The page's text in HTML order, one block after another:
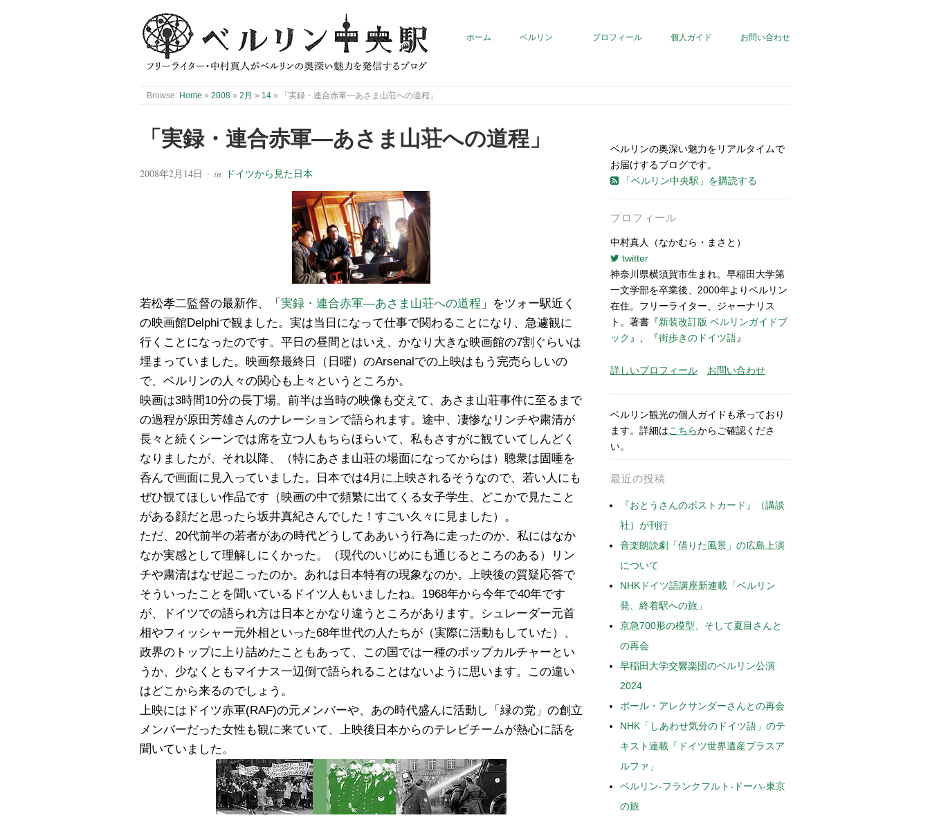
ホーム ベルリン プロフィール 個人ガイド お問い合わせ
Browse: Home » 2008 » 2月 » 14 » 「実録・連合赤軍―あさま山荘への道程」
「実録・連合赤軍―あさま山荘への道程」
2008年2月14日 · in ドイツから見た日本
若松孝二監督の最新作、「 実録・連合赤軍―あさま山荘への道程 」をツォー駅近く
の映画館Delphiで観ました。実は当日になって仕事で関わることになり、急遽観に
行くことになったのです。平日の昼間とはいえ、かなり大きな映画館の7割ぐらいは
埋まっていました。映画祭最終日（日曜）のArsenalでの上映はもう完売らしいの
で、ベルリンの人々の関心も上々というところか。
映画は3時間10分の長丁場。前半は当時の映像も交えて、あさま山荘事件に至るまで
の過程が原田芳雄さんのナレーションで語られます。途中、凄惨なリンチや粛清が
長々と続くシーンでは席を立つ人もちらほらいて、私もさすがに観ていてしんどく
なりましたが、それ以降、（特にあさま山荘の場面になってからは）聴衆は固唾を
呑んで画面に見入っていました。日本では4月に上映されるそうなので、若い人にも
ぜひ観てほしい作品です（映画の中で頻繁に出てくる女子学生、どこかで見たこと
がある顔だと思ったら坂井真紀さんでした！すごい久々に見ました）。
ただ、20代前半の若者があの時代どうしてああいう行為に走ったのか、私にはなか
なか実感として理解しにくかった。（現代のいじめにも通じるところのある）リン
チや粛清はなぜ起こったのか。あれは日本特有の現象なのか。上映後の質疑応答で
そういったことを聞いているドイツ人もいましたね。1968年から今年で40年です
が、ドイツでの語られ方は日本とかなり違うところがあります。シュレーダー元首
相やフィッシャー元外相といった68年世代の人たちが（実際に活動もしていた）、
政界のトップに上り詰めたこともあって、この国では一種のポップカルチャーとい
うか、少なくともマイナス一辺倒で語られることはないように思います。この違い
はどこから来るのでしょう。
上映にはドイツ赤軍(RAF)の元メンバーや、あの時代盛んに活動し「緑の党」の創立
メンバーだった女性も観に来ていて、上映後日本からのテレビチームが熱心に話を
聞いていました。
ベルリンの奥深い魅力をリアルタイムで
お届けするブログです。
「ベルリン中央駅」を購読する
プロフィール
中村真人（なかむら・まさと）
twitter
神奈川県横須賀市生まれ。早稲田大学第
一文学部を卒業後、2000年よりベルリン
在住。フリーライター、ジャーナリス
ト。著書『新装改訂版 ベルリンガイドブ
ック 』、『街歩きのドイツ語』
詳しいプロフィール お問い合わせ
ベルリン観光の個人ガイドも承っており
ます。詳細はこちらからご確認くださ
い。
最近の投稿
『おとうさんのポストカード』（講談
社）が刊行
音楽朗読劇「借りた風景」の広島上演
について
NHKドイツ語講座新連載「ベルリン
発、終着駅への旅」
京急700形の模型、そして夏目さんと
の再会
早稲田大学交響楽団のベルリン公演
2024
ポール・アレクサンダーさんとの再会
NHK「しあわせ気分のドイツ語」のテ
キスト連載「ドイツ世界遺産プラスア
ルファ」
ベルリン-フランクフルト-ドーハ-東京
の旅